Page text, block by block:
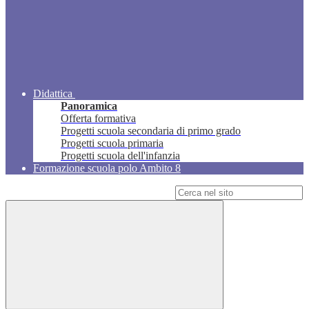
Didattica
Panoramica
Offerta formativa
Progetti scuola secondaria di primo grado
Progetti scuola primaria
Progetti scuola dell'infanzia
Formazione scuola polo Ambito 8